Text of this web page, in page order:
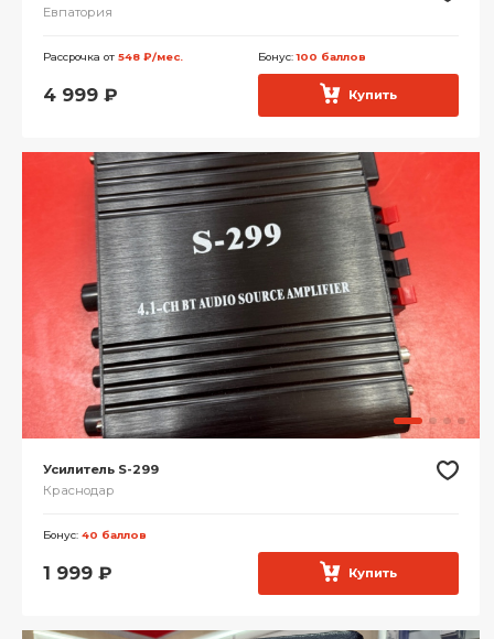
Евпатория
Рассрочка от 548 ₽/мес. Бонус:100 баллов
4 999 ₽ Купить
Усилитель S-299
Краснодар
Бонус: 40 баллов
1 999 ₽ Купить